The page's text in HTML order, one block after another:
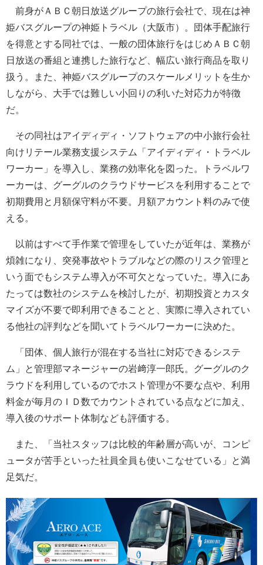
前身がＡＢＣ朝日放送グループの旅行会社で、現在は神
姫バスグループの神姫トラベル（大阪市）。団体手配旅行
を得意とする同社では、一般の団体旅行をはじめＡＢＣ朝
日放送の番組と連携した旅行など、幅広い旅行商品を取り
扱う。また、神姫バスグループのスケールメリットを生か
しながら、大手では難しい小回りの利いた対応力が特徴
だ。
その同社はアイディディ・ソフトウェアの中小旅行会社
向けリテール業務支援システム「アイディディ・トラベル
ワーカー」を導入し、業務の効率化を図った。トラベルワ
ーカーは、グーグルのクラウドサービスを利用することで
初期費用と月額保守料が不要。月額アカウント料のみで使
える。
以前はすべて手作業で管理をしていたが近年は、業務が
煩雑になり、突発事故やトラブルなどの際のリスク管理と
いう面でもシステム導入が不可欠となっていた。導入にあ
たっては数社のシステムを検討したが、初期投資とカスタ
マイズが不要で即利用できることと、実際に導入されてい
る他社の評判などを聞いてトラベルワーカーに決めた。
「団体、個人旅行が混在する当社に対応できるシステ
ム」と管理部マネージャーの岩﨑淳一郎氏。グーグルのク
ラウドを利用しているのでホスト管理が不要な点や、利用
料金が毎月のＩＤ数でカウントされている点などに加え、
導入後のサポート体制なども評価する。
また、「当社スタッフは比較的年齢層が高いが、コンピ
ュータが苦手といった社員全員も使いこなせている」と満
足気だ。